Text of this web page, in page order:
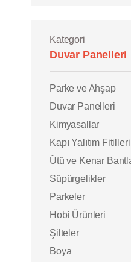
Kategori
Duvar Panelleri
Parke ve Ahşap
Duvar Panelleri
Kimyasallar
Kapı Yalıtım Fitilleri
Ütü ve Kenar
Süpürgelikler
Parkeler
Hobi Ürünleri
Şilteler
Boya